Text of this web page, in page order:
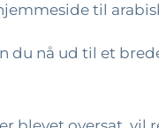
til
nå ud til et